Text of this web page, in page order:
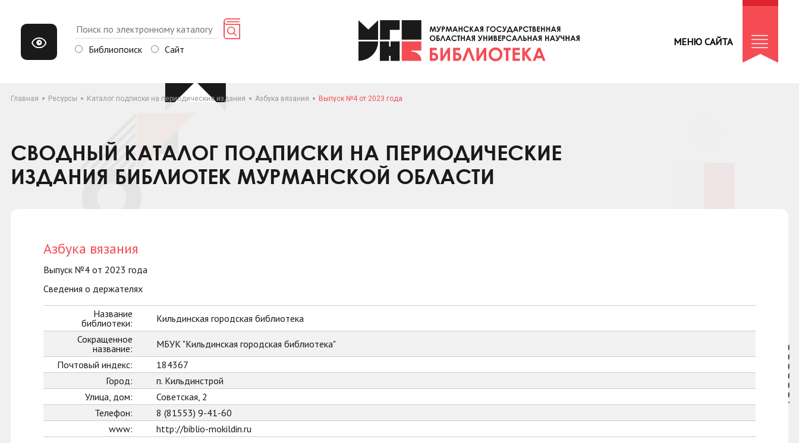
Библиопоиск Сайт
МЕНЮ САЙТА
Главная Ресурсы Каталог подписки на периодические издания Азбука вязания Выпуск №4 от 2023 года
СВОДНЫЙ КАТАЛОГ ПОДПИСКИ НА ПЕРИОДИЧЕСКИЕ
ИЗДАНИЯ БИБЛИОТЕК МУРМАНСКОЙ ОБЛАСТИ
Азбука вязания
Выпуск №4 от 2023 года
Сведения о держателях
Название
библиотеки:
Кильдинская городская библиотека
Сокращенное
название:
МБУК "Кильдинская городская библиотека"
Почтовый индекс:
184367
Город:
п. Кильдинстрой
Улица, дом:
Советская, 2
Телефон:
8 (81553) 9-41-60
www:
http://biblio-mokildin.ru